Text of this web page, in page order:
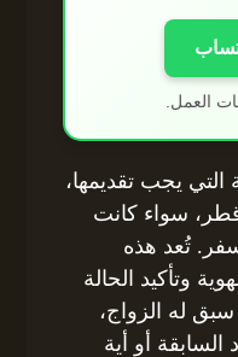
العمل.
يجب تقديمها،
سواء كانت
تُعد هذه
وتأكيد الحالة
له الزواج،
أو أية